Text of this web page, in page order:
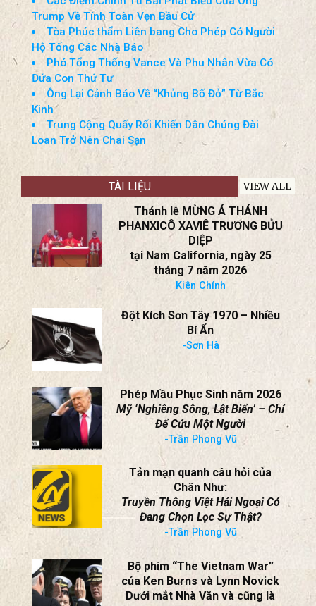
Phó Tổng Thống Vance Và Phu Nhân Vừa Có
Đứa Con Thứ Tư
Ông Lại Cảnh Báo Về “Khủng Bố Đỏ” Từ Bắc
Kinh
Trung Cộng Quấy Rối Khiến Dân Chúng Đài
Loan Trở Nên Chai Sạn
TÀI LIỆU VIEW ALL
Thánh lễ MỪNG Á THÁNH
PHANXICÔ XAVIÊ TRƯƠNG BỬU
tại Nam California, ngày 25
tháng 7 năm 2026
Kiên Chính
Đột Kích Sơn Tây 1970 – Nhiều
Bí Ẩn
-Sơn Hà
Phép Mầu Phục Sinh năm 2026
Mỹ ‘Nghiêng Sông, Lật Biển’ – Chỉ
Tản mạn quanh câu hỏi của
Chân Như:
Truyền Thông Việt Hải Ngoại Có
Đang Chọn Lọc Sự Thật?
-Trần Phong Vũ
Bộ phim “The Vietnam War”
của Ken Burns và Lynn Novick
Dưới mắt Nhà Văn và cũng là
VNCH Phạm Tín An Ninh – Bài 4
-Trần Phong Vũ